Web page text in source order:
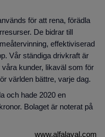
för att rena, förädla
De bidrar till
effektiviserad
Vår ständiga drivkraft är
kunder, likaväl som för
världen bättre, varje dag.
och hade 2020 en
Bolaget är noterat på
www.alfalaval.com